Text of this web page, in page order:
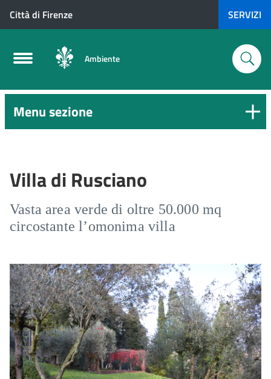
Città di Firenze SERVIZI
Ambiente
Menu sezione
Villa di Rusciano
Vasta area verde di oltre 50.000 mq
circostante l’omonima villa